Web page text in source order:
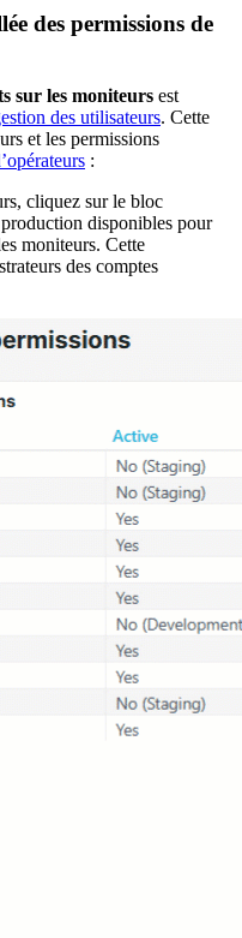
des permissions de
sur les moniteurs est
des utilisateurs. Cette
et les permissions
:
cliquez sur le bloc
disponibles pour
moniteurs. Cette
des comptes